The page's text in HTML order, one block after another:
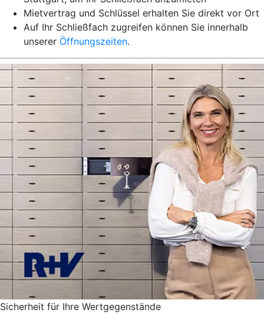
Mietvertrag und Schlüssel erhalten Sie direkt vor Ort
Auf Ihr Schließfach zugreifen können Sie innerhalb
unserer Öffnungszeiten.
Sicherheit für Ihre Wertgegenstände